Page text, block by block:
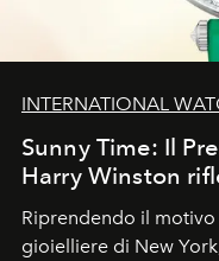
INTERNATIONAL
Sunny Time: Il
Harry Winston
Riprendendo il
gioielliere di New